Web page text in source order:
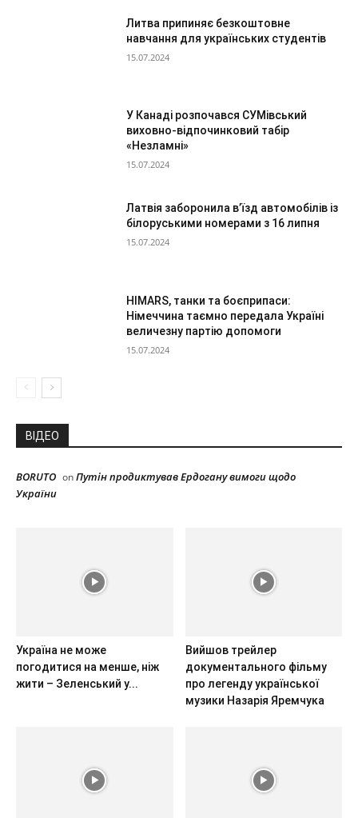
Литва припиняє безкоштовне
навчання для українських студентів
15.07.2024
У Канаді розпочався СУМівський
виховно-відпочинковий табір
«Незламні»
15.07.2024
Латвія заборонила в’їзд автомобілів із
білоруськими номерами з 16 липня
15.07.2024
HIMARS, танки та боєприпаси:
Німеччина таємно передала Україні
величезну партію допомоги
15.07.2024
ВІДЕО
BORUTO onПутін продиктував Ердогану вимоги щодо
України
Україна не може
погодитися на менше, ніж
жити – Зеленський у...
Вийшов трейлер
документального фільму
про легенду української
музики Назарія Яремчука